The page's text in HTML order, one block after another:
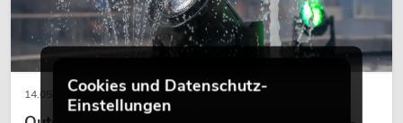
14.05.2026Cookies und Datenschutz-
Einstellungen